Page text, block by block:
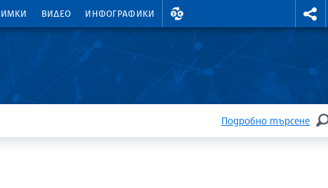
ВИДЕО ИНФОГРАФИКИ
ВАЛУТНИ КУРСОВЕ
Подробно търсене